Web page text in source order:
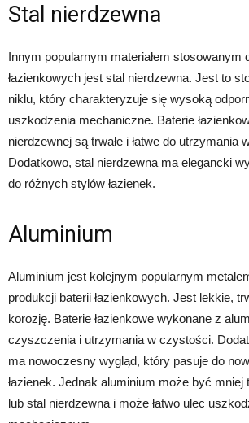
Stal nierdzewna
Innym popularnym materiałem stosowanym
łazienkowych jest stal nierdzewna. Jest to
niklu, który charakteryzuje się wysoką
uszkodzenia mechaniczne. Baterie
nierdzewnej są trwałe i łatwe do utrzymania
Dodatkowo, stal nierdzewna ma elegancki
do różnych stylów łazienek.
Aluminium
Aluminium jest kolejnym popularnym
produkcji baterii łazienkowych. Jest lekkie,
korozję. Baterie łazienkowe wykonane z
czyszczenia i utrzymania w czystości.
ma nowoczesny wygląd, który pasuje do
łazienek. Jednak aluminium może być mniej
lub stal nierdzewna i może łatwo ulec